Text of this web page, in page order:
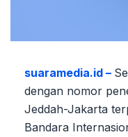
suaramedia.id –
dengan nomor
Jeddah-Jakarta
Bandara